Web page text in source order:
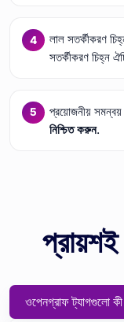
লাল সতর্কীকরণ
সতর্কীকরণ চিহ্ন
প্রয়োজনীয় সমন্বয়
নিশ্চিত করুন.
প্রায়শই
ওপেনগ্রাফ ট্যাগগুলো